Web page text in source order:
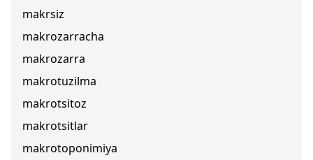
makrsiz
makrozarracha
makrozarra
makrotuzilma
makrotsitoz
makrotsitlar
makrotoponimiya